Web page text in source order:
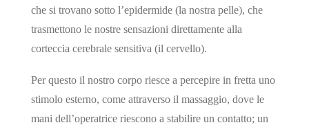
che si trovano sotto l’epidermide (la nostra pelle), che
trasmettono le nostre sensazioni direttamente alla
corteccia cerebrale sensitiva (il cervello).
Per questo il nostro corpo riesce a percepire in fretta uno
stimolo esterno, come attraverso il massaggio, dove le
mani dell’operatrice riescono a stabilire un contatto; un